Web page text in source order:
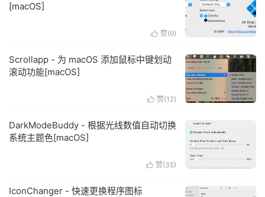
[macOS]
 赞(9)
Scrollapp - 为 macOS 添加鼠标中键划动
滚动功能[macOS]
 赞(12)
DarkModeBuddy - 根据光线数值自动切换
系统主题色[macOS]
 赞(35)
IconChanger - 快速更换程序图标